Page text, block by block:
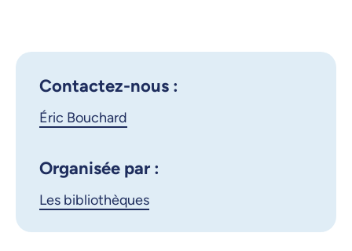
Contactez-nous :
Éric Bouchard
Organisée par :
Les bibliothèques